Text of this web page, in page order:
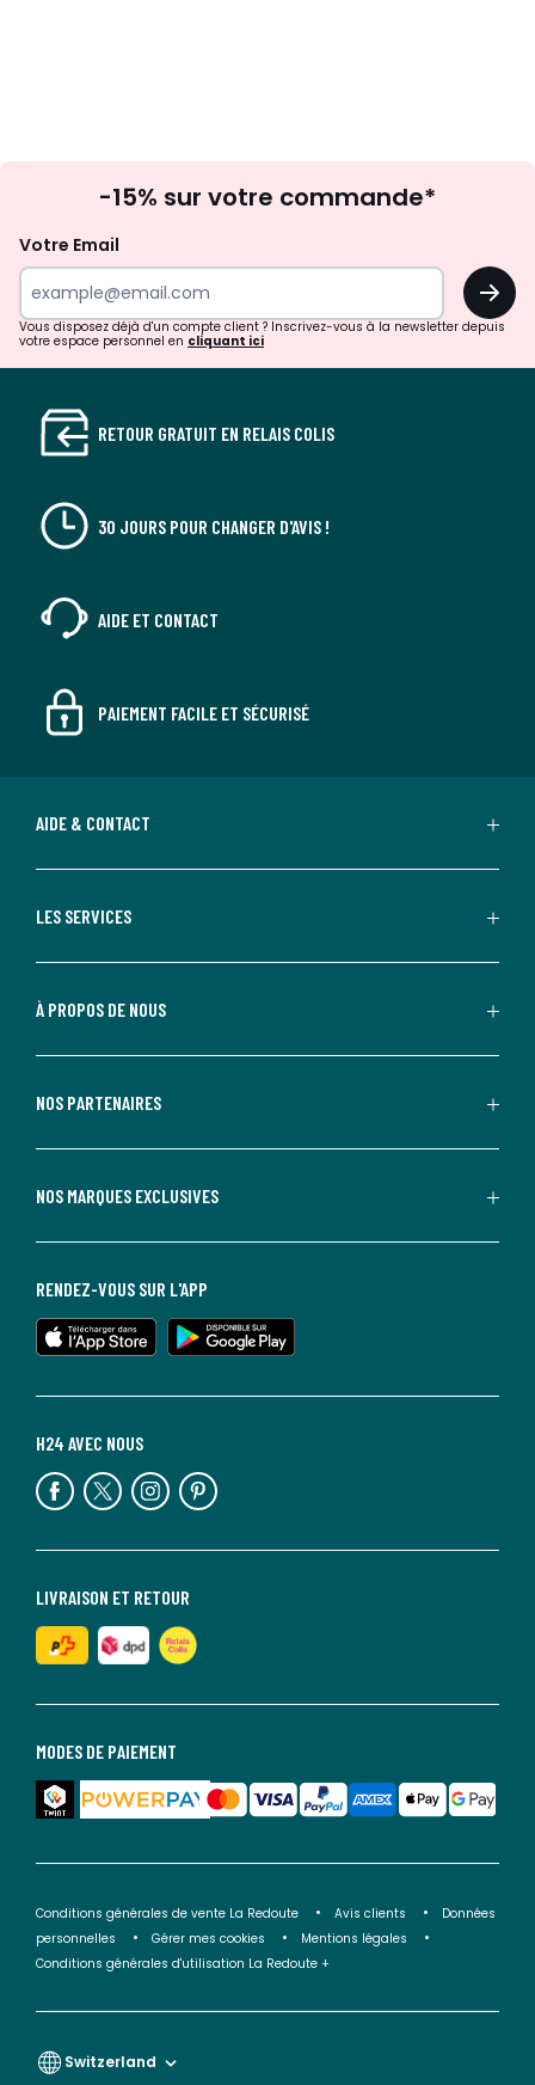
à
newsletter
-15% sur votre commande*
Votre Email
OK
Vous disposez déjà d'un compte client ? Inscrivez-vous à la newsletter depuis
votre espace personnel en cliquant ici
RETOUR GRATUIT EN RELAIS COLIS
30 JOURS POUR CHANGER D'AVIS !
AIDE ET CONTACT
PAIEMENT FACILE ET SÉCURISÉ
AIDE & CONTACT
LES SERVICES
À PROPOS DE NOUS
NOS PARTENAIRES
NOS MARQUES EXCLUSIVES
MODES DE PAIEMENT
LIVRAISON ET RETOUR
H24 AVEC NOUS
RENDEZ-VOUS SUR L'APP
Conditions générales de vente La Redoute Avis clients
Données
personnelles
Gérer mes cookies
Mentions légales
Conditions générales d'utilisation La Redoute +
Switzerland